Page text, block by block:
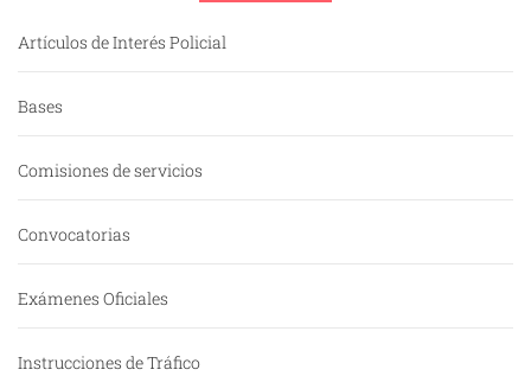
Artículos de Interés Policial
Bases
Comisiones de servicios
Convocatorias
Exámenes Oficiales
Instrucciones de Tráfico